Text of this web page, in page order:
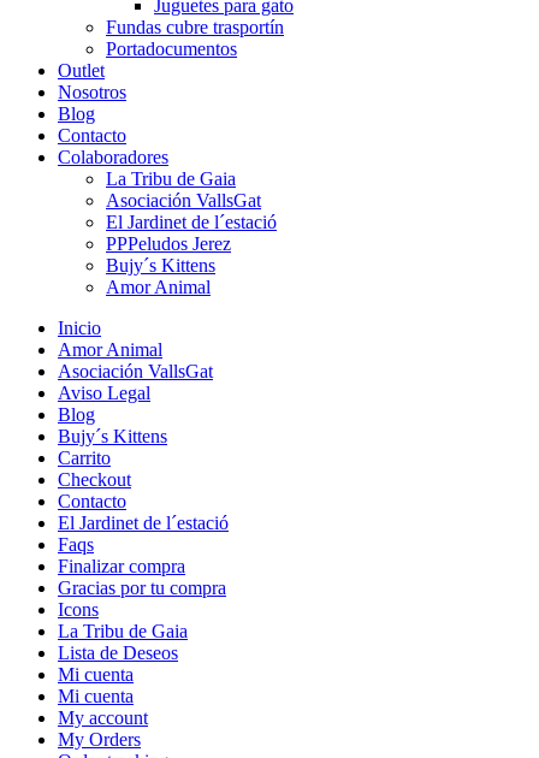
Juguetes para gato
Fundas cubre trasportín
Portadocumentos
Outlet
Nosotros
Blog
Contacto
Colaboradores
La Tribu de Gaia
Asociación VallsGat
El Jardinet de l´estació
PPPeludos Jerez
Bujy´s Kittens
Amor Animal
Inicio
Amor Animal
Asociación VallsGat
Aviso Legal
Blog
Bujy´s Kittens
Carrito
Checkout
Contacto
El Jardinet de l´estació
Faqs
Finalizar compra
Gracias por tu compra
Icons
La Tribu de Gaia
Lista de Deseos
Mi cuenta
Mi cuenta
My account
My Orders